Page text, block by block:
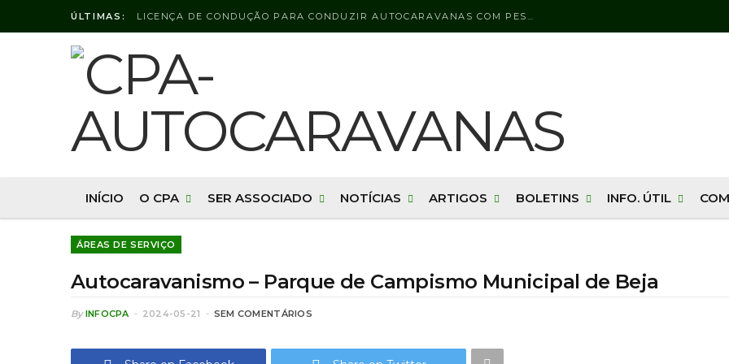
ÚLTIMAS: LICENÇA DE CONDUÇÃO PARA CONDUZIR AUTOCARAVANAS COM PESO BRUTO SUPERIOR A 3500 KG
INÍCIO O CPA SER ASSOCIADO NOTÍCIAS ARTIGOS BOLETINS INFO. ÚTIL
ÁREAS DE SERVIÇO
Autocaravanismo – Parque de Campismo Municipal de Beja
By INFOCPA 2024-05-21 SEM COMENTÁRIOS